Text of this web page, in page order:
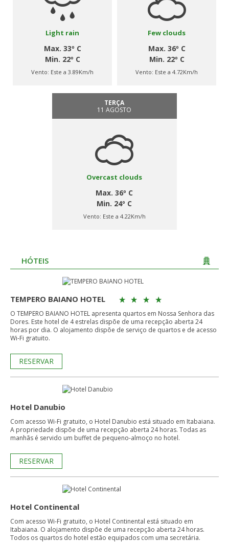
Light rain
Max. 33º C
Min. 22º C
Vento: Este a 3.89Km/h
Few clouds
Max. 36º C
Min. 22º C
Vento: Este a 4.72Km/h
TERÇA
11 AGOSTO
Overcast clouds
Max. 36º C
Min. 24º C
Vento: Este a 4.22Km/h
HÓTEIS
TEMPERO BAIANO HOTEL
O TEMPERO BAIANO HOTEL apresenta quartos em Nossa Senhora das
Dores. Este hotel de 4 estrelas dispõe de uma recepção aberta 24
horas por dia. O alojamento dispõe de serviço de quartos e de acesso
Wi-Fi gratuito.
RESERVAR
Hotel Danubio
Com acesso Wi-Fi gratuito, o Hotel Danubio está situado em Itabaiana.
A propriedade dispõe de uma recepção aberta 24 horas. Todas as
manhãs é servido um buffet de pequeno-almoço no hotel.
RESERVAR
Hotel Continental
Com acesso Wi-Fi gratuito, o Hotel Continental está situado em
Itabaiana. O alojamento dispõe de uma recepção aberta 24 horas.
Todos os quartos do hotel estão equipados com uma secretária.